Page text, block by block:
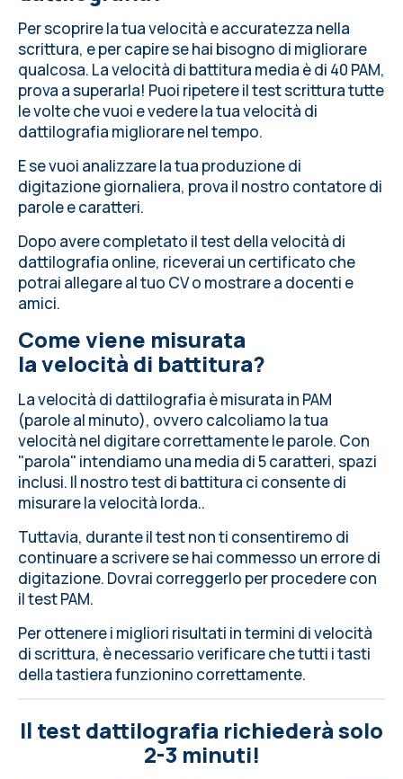
Per scoprire la tua velocità e accuratezza nella
scrittura, e per capire se hai bisogno di migliorare
qualcosa. La velocità di battitura media è di 40 PAM,
prova a superarla! Puoi ripetere il test scrittura tutte
le volte che vuoi e vedere la tua velocità di
dattilografia migliorare nel tempo.
E se vuoi analizzare la tua produzione di
digitazione giornaliera, prova il nostro contatore di
parole e caratteri.
Dopo avere completato il test della velocità di
dattilografia online, riceverai un certificato che
potrai allegare al tuo CV o mostrare a docenti e
amici.
Come viene misurata
la velocità di battitura?
La velocità di dattilografia è misurata in PAM
(parole al minuto), ovvero calcoliamo la tua
velocità nel digitare correttamente le parole. Con
"parola" intendiamo una media di 5 caratteri, spazi
inclusi. Il nostro test di battitura ci consente di
misurare la velocità lorda..
Tuttavia, durante il test non ti consentiremo di
continuare a scrivere se hai commesso un errore di
digitazione. Dovrai correggerlo per procedere con
il test PAM.
Per ottenere i migliori risultati in termini di velocità
di scrittura, è necessarioverificare che tutti i tasti
della tastierafunzionino correttamente.
Il test dattilografia richiederà solo
2-3 minuti!